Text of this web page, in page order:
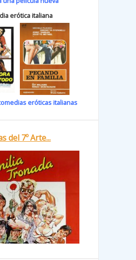
erótica italiana
eróticas italianas
del 7º Arte...